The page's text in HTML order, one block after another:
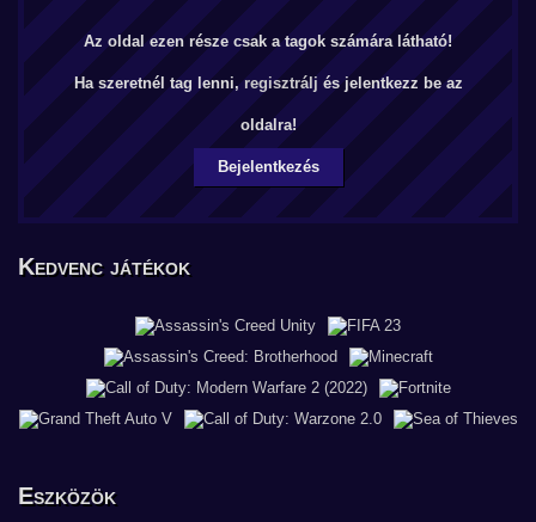
Az oldal ezen része csak a tagok számára látható!
Ha szeretnél tag lenni, regisztrálj és jelentkezz be az
oldalra!
Bejelentkezés
Kedvenc játékok
Eszközök